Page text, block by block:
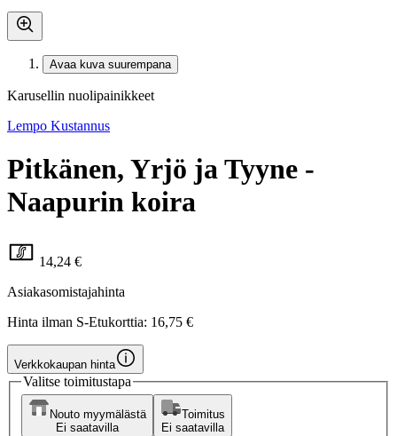
Avaa kuva suurempana
Karusellin nuolipainikkeet
Lempo Kustannus
Pitkänen, Yrjö ja Tyyne -
Naapurin koira
14,24 €
Asiakasomistajahinta
Hinta ilman S-Etukorttia: 16,75 €
Verkkokaupan hinta
Valitse toimitustapa
Nouto myymälästä
Ei saatavilla
Toimitus
Ei saatavilla